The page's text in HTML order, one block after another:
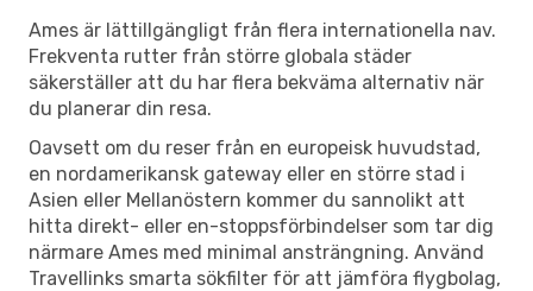
Ames är lättillgängligt från flera internationella nav.
Frekventa rutter från större globala städer
säkerställer att du har flera bekväma alternativ när
du planerar din resa.
Oavsett om du reser från en europeisk huvudstad,
en nordamerikansk gateway eller en större stad i
Asien eller Mellanöstern kommer du sannolikt att
hitta direkt- eller en-stoppsförbindelser som tar dig
närmare Ames med minimal ansträngning. Använd
Travellinks smarta sökfilter för att jämföra flygbolag,